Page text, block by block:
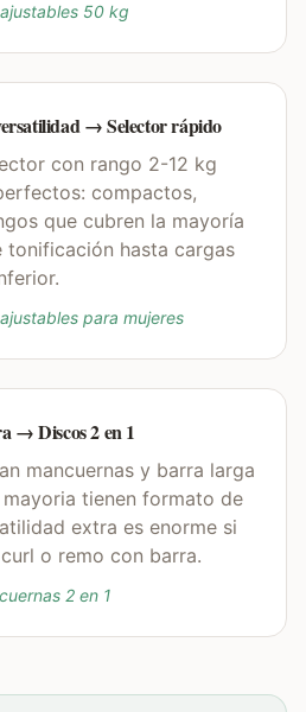
50 kg
→ Selector rápido
con rango 2-12 kg
compactos,
que cubren la mayoría
tonificación hasta cargas
para mujeres
→ Discos 2 en 1
mancuernas y barra larga
tienen formato de
extra es enorme si
o remo con barra.
2 en 1